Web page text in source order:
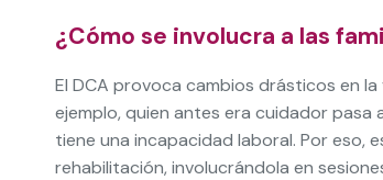
¿Cómo se involucra a las
El DCA provoca cambios drásticos en
ejemplo, quien antes era cuidador pasa
tiene una incapacidad laboral. Por eso,
rehabilitación, involucrándola en